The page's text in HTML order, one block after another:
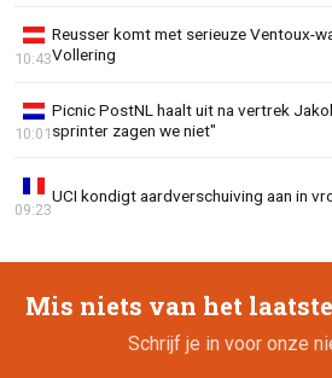
Reusser komt met serieuze Ventoux-
Vollering
10:43
Picnic PostNL haalt uit na vertrek
sprinter zagen we niet"
10:01
UCI kondigt aardverschuiving aan in
09:23
Mis niets van het
Schrijf je in voor onze